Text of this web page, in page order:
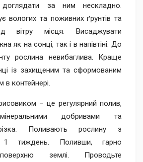
за ним нескладно.
вологих та поживних ґрунтів та
вітру місця. Висаджувати
як на сонці, так і в напівтіні. До
рослина невибаглива. Краще
із захищеним та сформованим
контейнері.
– це регулярний полив,
добривами та
Поливають рослину з
1 тиждень. Поливши, гарно
землі. Проводьте